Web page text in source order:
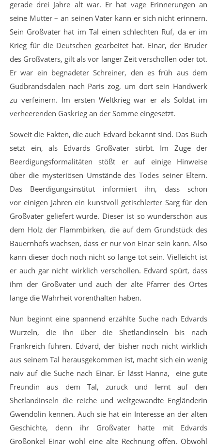
gerade drei Jahre alt war. Er hat vage Erinnerungen an
seine Mutter – an seinen Vater kann er sich nicht erinnern.
Sein Großvater hat im Tal einen schlechten Ruf, da er im
Krieg für die Deutschen gearbeitet hat. Einar, der Bruder
des Großvaters, gilt als vor langer Zeit verschollen oder tot.
Er war ein begnadeter Schreiner, den es früh aus dem
Gudbrandsdalen nach Paris zog, um dort sein Handwerk
zu verfeinern. Im ersten Weltkrieg war er als Soldat im
verheerenden Gaskrieg an der Somme eingesetzt.
Soweit die Fakten, die auch Edvard bekannt sind. Das Buch
setzt ein, als Edvards Großvater stirbt. Im Zuge der
Beerdigungsformalitäten stößt er auf einige Hinweise
über die mysteriösen Umstände des Todes seiner Eltern.
Das Beerdigungsinstitut informiert ihn, dass schon
vor einigen Jahren ein kunstvoll getischlerter Sarg für den
Großvater geliefert wurde. Dieser ist so wunderschön aus
dem Holz der Flammbirken, die auf dem Grundstück des
Bauernhofs wachsen, dass er nur von Einar sein kann. Also
kann dieser doch noch nicht so lange tot sein. Vielleicht ist
er auch gar nicht wirklich verschollen. Edvard spürt, dass
ihm der Großvater und auch der alte Pfarrer des Ortes
lange die Wahrheit vorenthalten haben.
Nun beginnt eine spannend erzählte Suche nach Edvards
Wurzeln, die ihn über die Shetlandinseln bis nach
Frankreich führen. Edvard, der bisher noch nicht wirklich
aus seinem Tal herausgekommen ist, macht sich ein wenig
naiv auf die Suche nach Einar. Er lässt Hanna, eine gute
Freundin aus dem Tal, zurück und lernt auf den
Shetlandinseln die reiche und weltgewandte Engländerin
Gwendolin kennen. Auch sie hat ein Interesse an der alten
Geschichte, denn ihr Großvater hatte mit Edvards
Großonkel Einar wohl eine alte Rechnung offen. Obwohl